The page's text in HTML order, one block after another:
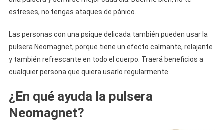
estreses, no tengas ataques de pánico.
Las personas con una psique delicada también pueden usar la
pulsera Neomagnet, porque tiene un efecto calmante, relajante
y también refrescante en todo el cuerpo. Traerá beneficios a
cualquier persona que quiera usarlo regularmente.
¿En qué ayuda la pulsera
Neomagnet?